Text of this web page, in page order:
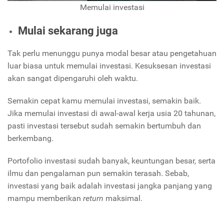
Memulai investasi
Mulai sekarang juga
Tak perlu menunggu punya modal besar atau pengetahuan
luar biasa untuk memulai investasi. Kesuksesan investasi
akan sangat dipengaruhi oleh waktu.
Semakin cepat kamu memulai investasi, semakin baik.
Jika memulai investasi di awal-awal kerja usia 20 tahunan,
pasti investasi tersebut sudah semakin bertumbuh dan
berkembang.
Portofolio investasi sudah banyak, keuntungan besar, serta
ilmu dan pengalaman pun semakin terasah. Sebab,
investasi yang baik adalah investasi jangka panjang yang
mampu memberikan return maksimal.